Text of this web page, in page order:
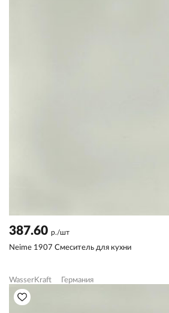
387.60 р./шт
Neime 1907 Смеситель для кухни
WasserKraft Германия